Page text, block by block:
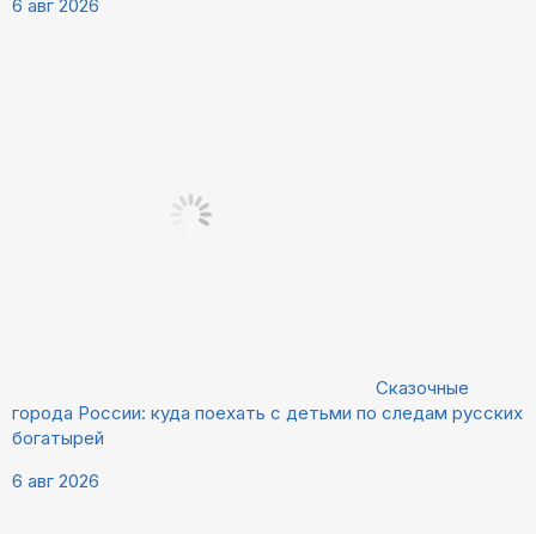
6 авг 2026
Сказочные
города России: куда поехать с детьми по следам русских
богатырей
6 авг 2026